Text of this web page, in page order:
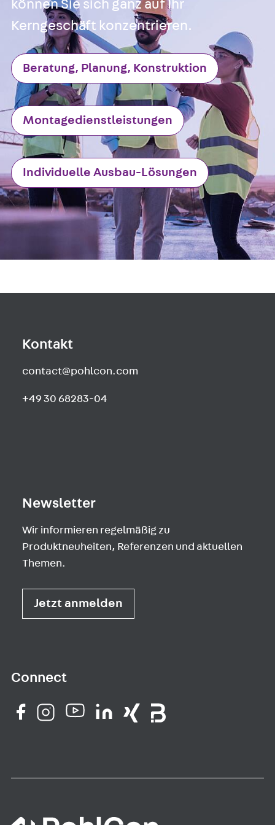
können Sie sich ganz auf Ihr
Kerngeschäft konzentrieren.
Beratung, Planung, Konstruktion
Montagedienstleistungen
Individuelle Ausbau-Lösungen
Kontakt
contact@pohlcon.com
+49 30 68283-04
Newsletter
Wir informieren regelmäßig zu
Produktneuheiten, Referenzen und aktuellen
Themen.
Jetzt anmelden
Connect